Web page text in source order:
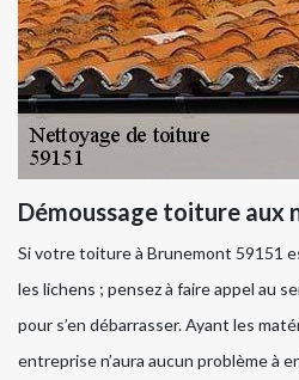
Démoussage toiture aux
Si votre toiture à Brunemont 59151
les lichens ; pensez à faire appel au
pour s’en débarrasser. Ayant les
entreprise n’aura aucun problème à